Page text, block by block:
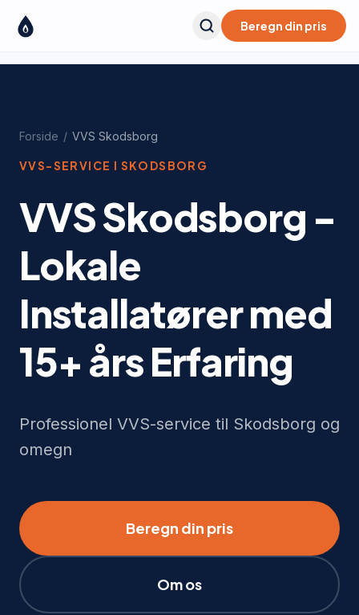
Beregn din pris
Forside / VVS Skodsborg
VVS-SERVICE I SKODSBORG
VVS Skodsborg -
Lokale
Installatører med
15+ års Erfaring
Professionel VVS-service til Skodsborg og
omegn
Beregn din pris
Om os